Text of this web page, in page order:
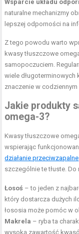
Wsparcie układu
naturalne mechanizmy
lepszej odporności na
Z tego powodu warto
kwasy tłuszczowe
samopoczuciem.
wiele
znaczenie w
Jakie produkty
omega-3?
Kwasy tłuszczowe
wspierając
działanie przeciwzapalne
szczególnie te tłuste.
Łosoś – to jeden z
który dostarcza dużych
łososia może pomóc w
Makrela – ryba ta
wysoką zawartość